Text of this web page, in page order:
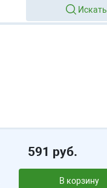
Искать
591 руб.
В корзину